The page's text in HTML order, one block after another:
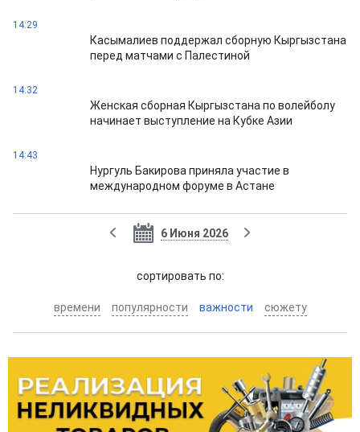
14:29
Касымалиев поддержал сборную Кыргызстана
перед матчами с Палестиной
14:32
Женская сборная Кыргызстана по волейболу
начинает выступление на Кубке Азии
14:43
Нургуль Бакирова приняла участие в
международном форуме в Астане
6 Июня 2026
cортировать по:
времени популярности важности сюжету